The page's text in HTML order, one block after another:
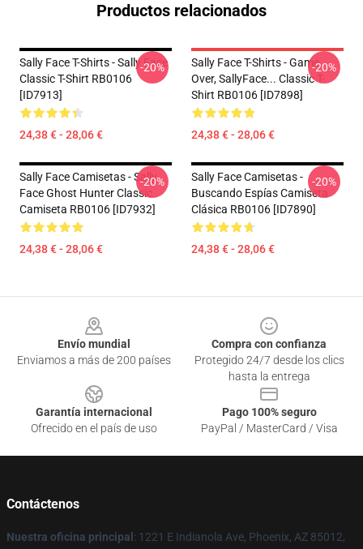
Productos relacionados
Sally Face T-Shirts - Sally Face
Classic T-Shirt RB0106
[ID7913]
24,38 € - 28,06 €
-20%
Sally Face T-Shirts - Game
Over, SallyFace... Classic T-
Shirt RB0106 [ID7898]
24,38 € - 28,06 €
-20%
Sally Face Camisetas - Sally
Face Ghost Hunter Classic
Camiseta RB0106 [ID7932]
24,38 € - 28,06 €
-20%
Sally Face Camisetas -
Buscando Espías Camiseta
Clásica RB0106 [ID7890]
24,38 € - 28,06 €
-20%
Envío mundial
Enviamos a más de 200 países
Compra con confianza
Protegido 24/7 desde los clics
hasta la entrega
Garantía internacional
Ofrecido en el país de uso
Pago 100% seguro
PayPal / MasterCard / Visa
Contáctenos
Nuestra oficina principal : 1221 E Indianola Ave, Phoenix, AZ 85012,